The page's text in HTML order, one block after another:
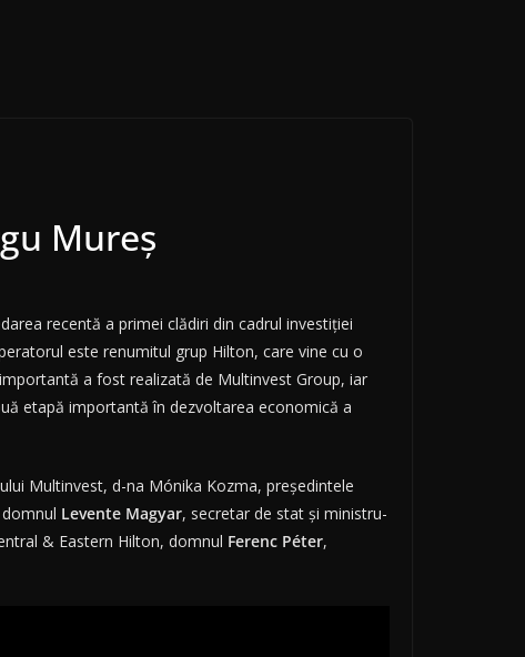
Mureș
recentă a primei clădiri din cadrul investiției
este renumitul grup Hilton, care vine cu o
a fost realizată de Multinvest Group, iar
etapă importantă în dezvoltarea economică a
Multinvest, d-na Mónika Kozma, președintele
Levente Magyar, secretar de stat și ministru-
& Eastern Hilton, domnul Ferenc Péter,